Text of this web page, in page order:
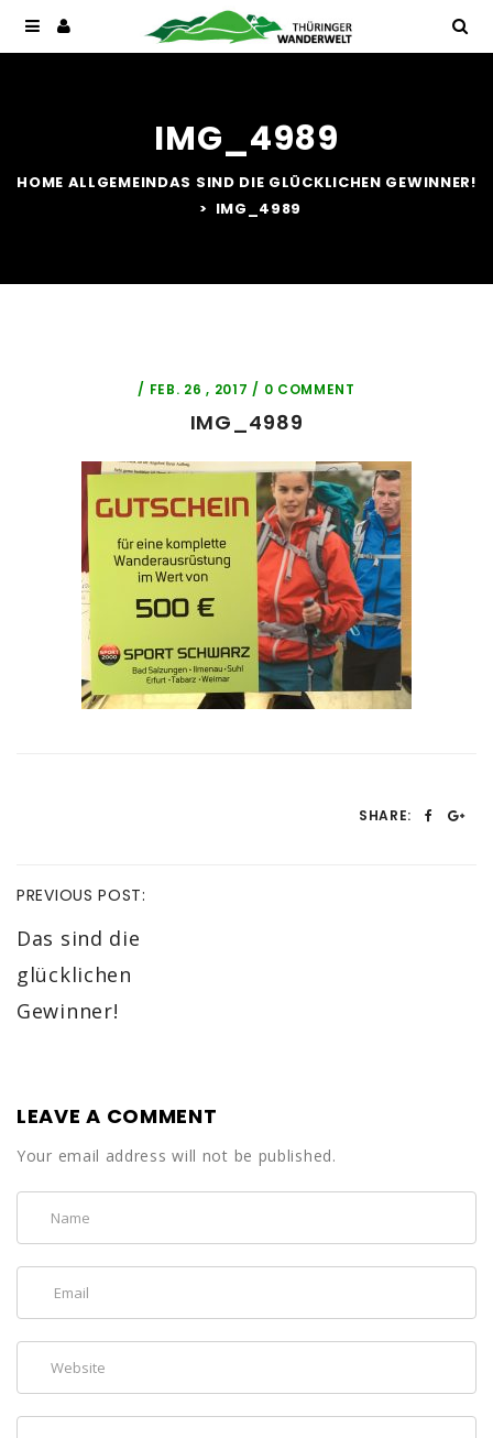
IMG_4989
HOME ALLGEMEINDAS SIND DIE GLÜCKLICHEN GEWINNER!
IMG_4989
/ FEB. 26 , 2017 / 0 COMMENT
IMG_4989
SHARE:
PREVIOUS POST:
Das sind die
glücklichen
Gewinner!
LEAVE A COMMENT
Your email address will not be published.